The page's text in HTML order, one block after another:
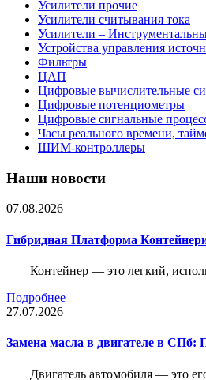
Усилители прочие
Усилители считывания тока
Усилители –
Устройства управления
Фильтры
ЦАП
Цифровые вычислительные
Цифровые потенциометры
Цифровые сигнальные
Часы реального времени,
ШИМ-контроллеры
Наши новости
07.08.2026
Гибридная Платформа
Контейнер — это легкий,
Подробнее
27.07.2026
Замена масла в двигателе в СПб:
Двигатель автомобиля — это